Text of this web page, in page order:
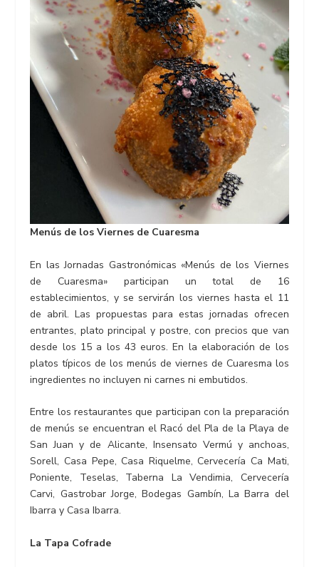
Menús de los Viernes de Cuaresma
En las Jornadas Gastronómicas «Menús de los Viernes
de Cuaresma» participan un total de 16
establecimientos, y se servirán los viernes hasta el 11
de abril. Las propuestas para estas jornadas ofrecen
entrantes, plato principal y postre, con precios que van
desde los 15 a los 43 euros. En la elaboración de los
platos típicos de los menús de viernes de Cuaresma los
ingredientes no incluyen ni carnes ni embutidos.
Entre los restaurantes que participan con la preparación
de menús se encuentran el Racó del Pla de la Playa de
San Juan y de Alicante, Insensato Vermú y anchoas,
Sorell, Casa Pepe, Casa Riquelme, Cervecería Ca Mati,
Poniente, Teselas, Taberna La Vendimia, Cervecería
Carvi, Gastrobar Jorge, Bodegas Gambín, La Barra del
Ibarra y Casa Ibarra.
La Tapa Cofrade